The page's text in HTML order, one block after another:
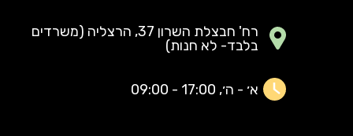
רח' חבצלת השרון 37, הרצליה (משרדים
בלבד- לא חנות)
א׳ - ה׳, 17:00 - 09:00